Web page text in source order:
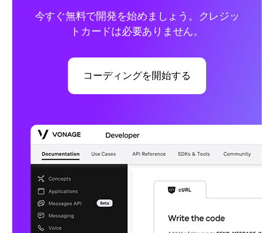
今すぐ無料で開発を始めましょう。クレジッ
トカードは必要ありません。
コーディングを開始する